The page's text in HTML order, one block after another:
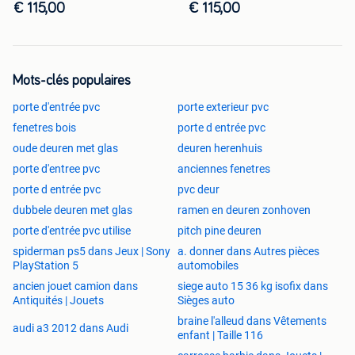
zwart 9005
2000x700 Kiep raam 1 vleugel
Draai en kiep ramen 1 vleugel wit antracietgrijs of kwarts
grijs, zwart 9005
500x600 raam met 1 vleugel draai en kiep
600x600 raam met 1 vleugel draai en kiep
700x800 raam met 1 vleugel draai en kiep
700x2100 raam met 1 vleugel draai en kiep
800x1000 raam met 1 vleugel draai en kiep
900x1200 raam met 1 vleugel draai en kiep
1000x1000 raam met 1 vleugel draai en kiep
1000x1500 raam met 1 vleugel draai en kiep
1200x1200 raam met 1 vleugel draai en kiep
Draaikiep ramen 2 vleugels wit antracietgrijs of kwarts
grijs, zwart 9005
1300x1500 raam met 2 vleugels draai en kiep
€ 115,00 € 115,00
Mots-clés populaires
porte d'entrée pvc
porte exterieur pvc
fenetres bois
porte d entrée pvc
oude deuren met glas
deuren herenhuis
porte d'entree pvc
anciennes fenetres
porte d entrée pvc
pvc deur
dubbele deuren met glas
ramen en deuren zonhoven
porte d'entrée pvc utilise
pitch pine deuren
spiderman ps5 dans Jeux | Sony
PlayStation 5
a. donner dans Autres pièces
automobiles
ancien jouet camion dans
Antiquités | Jouets
siege auto 15 36 kg isofix dans
Sièges auto
audi a3 2012 dans Audi
braine l'alleud dans Vêtements
enfant | Taille 116